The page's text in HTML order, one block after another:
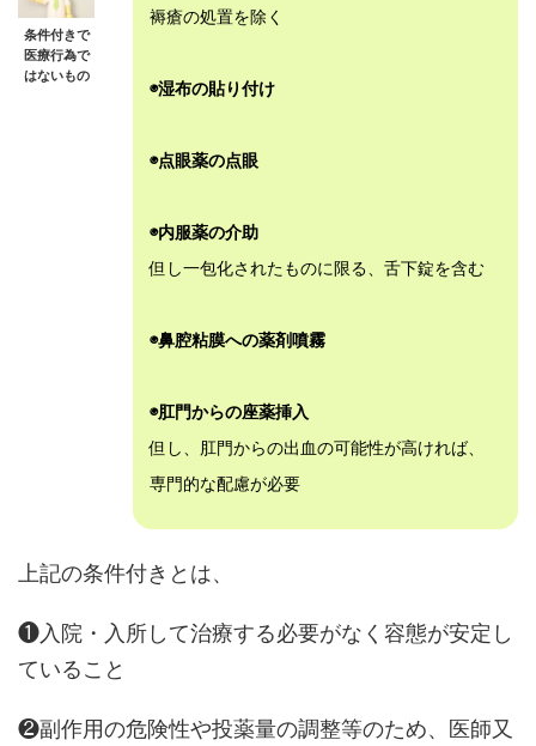
条件付きで
医療行為で
はないもの
褥瘡の処置を除く
◉湿布の貼り付け
◉点眼薬の点眼
◉内服薬の介助
但し一包化されたものに限る、舌下錠を含む
◉鼻腔粘膜への薬剤噴霧
◉肛門からの座薬挿入
但し、肛門からの出血の可能性が高ければ、
専門的な配慮が必要
上記の条件付きとは、
❶入院・入所して治療する必要がなく容態が安定し
ていること
❷副作用の危険性や投薬量の調整等のため、医師又